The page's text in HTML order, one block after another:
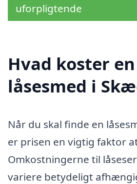
uforpligtende
Hvad koster en
låsesmed i
Når du skal finde en
er prisen en vigtig faktor
Omkostningerne til
variere betydeligt